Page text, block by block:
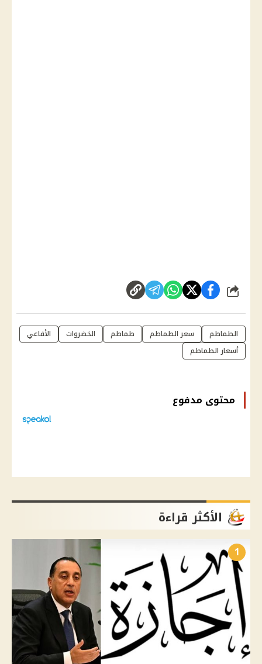
شارك
الطماطم سعر الطماطم طماطم الخضروات
الأفاعي
أسعار الطماطم
محتوى مدفوع
الأكثر قراءة
1